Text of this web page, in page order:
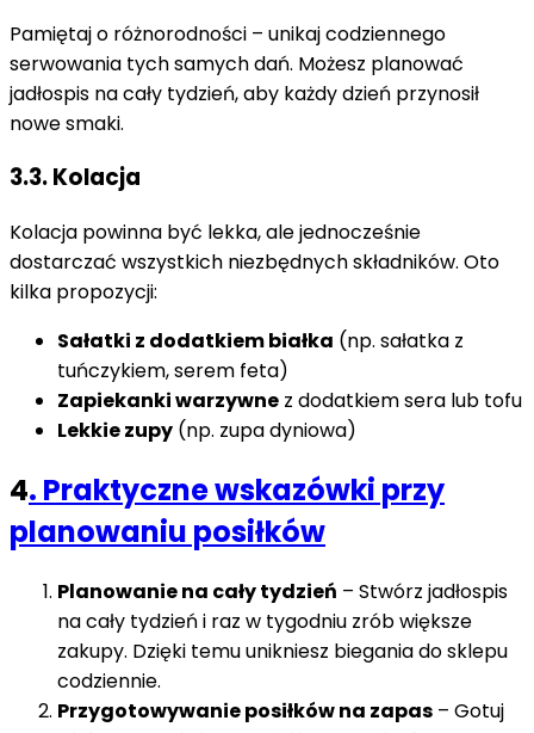
Pamiętaj o różnorodności – unikaj codziennego
serwowania tych samych dań. Możesz planować
jadłospis na cały tydzień, aby każdy dzień przynosił
nowe smaki.
3.3. Kolacja
Kolacja powinna być lekka, ale jednocześnie
dostarczać wszystkich niezbędnych składników. Oto
kilka propozycji:
Sałatki z dodatkiem białka (np. sałatka z
tuńczykiem, serem feta)
Zapiekanki warzywne z dodatkiem sera lub tofu
Lekkie zupy (np. zupa dyniowa)
4. Praktyczne wskazówki przy
planowaniu posiłków
Planowanie na cały tydzień – Stwórz jadłospis
na cały tydzień i raz w tygodniu zrób większe
zakupy. Dzięki temu unikniesz biegania do sklepu
codziennie.
Przygotowywanie posiłków na zapas – Gotuj